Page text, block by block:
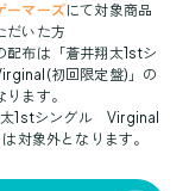
ーマーズにて対象商品
だいた方
布は「蒼井翔太1stシ
初回限定盤)」の
ます。
1stシングル Virginal
対象外となります。